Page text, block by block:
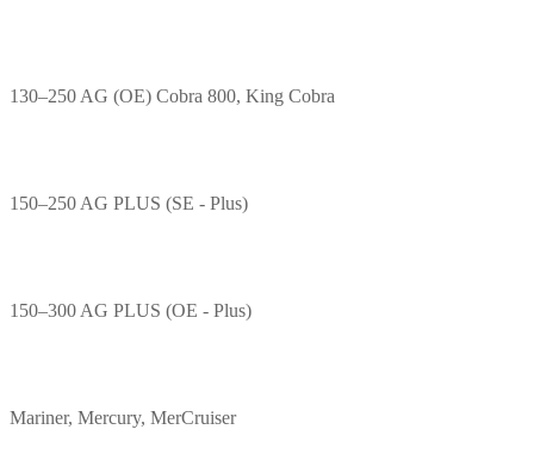
130–250 AG (OE) Cobra 800, King Cobra
150–250 AG PLUS (SE - Plus)
150–300 AG PLUS (OE - Plus)
Mariner, Mercury, MerCruiser